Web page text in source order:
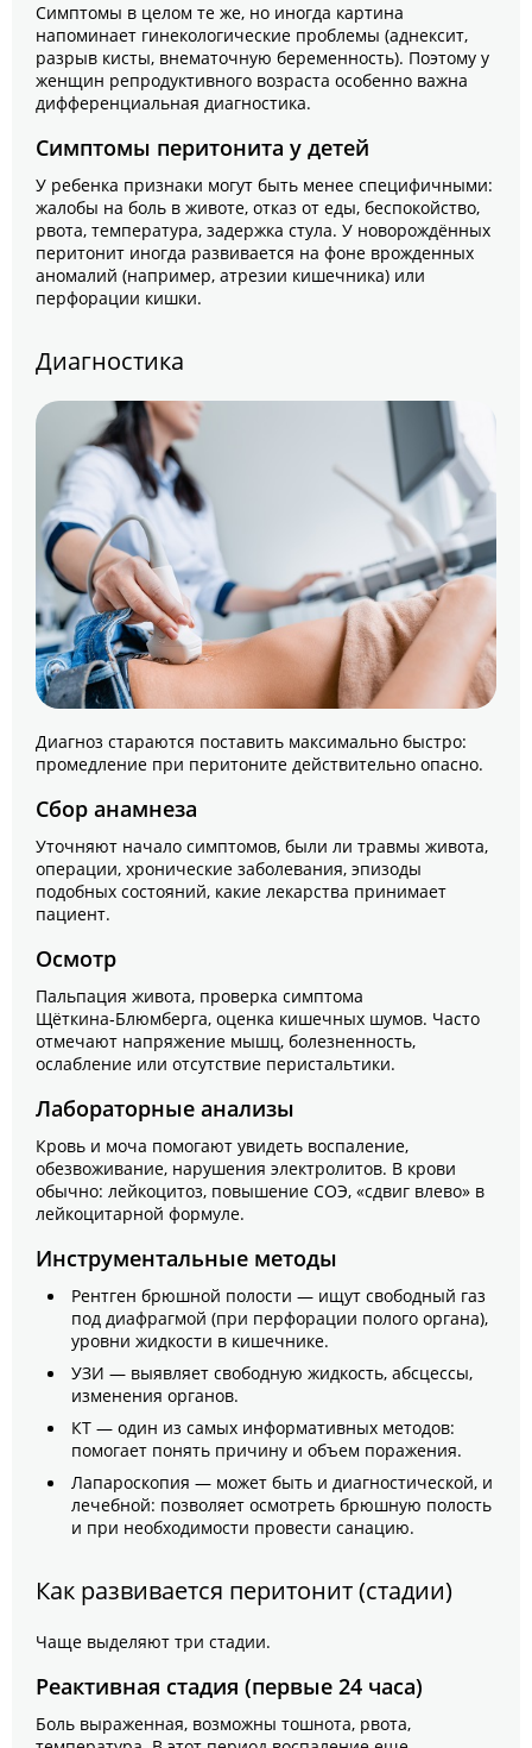
Симптомы в целом те же, но иногда картина
напоминает гинекологические проблемы (аднексит,
разрыв кисты, внематочную беременность). Поэтому у
женщин репродуктивного возраста особенно важна
дифференциальная диагностика.
Симптомы перитонита у детей
У ребенка признаки могут быть менее специфичными:
жалобы на боль в животе, отказ от еды, беспокойство,
рвота, температура, задержка стула. У новорождённых
перитонит иногда развивается на фоне врожденных
аномалий (например, атрезии кишечника) или
перфорации кишки.
Диагностика
Диагноз стараются поставить максимально быстро:
промедление при перитоните действительно опасно.
Сбор анамнеза
Уточняют начало симптомов, были ли травмы живота,
операции, хронические заболевания, эпизоды
подобных состояний, какие лекарства принимает
пациент.
Осмотр
Пальпация живота, проверка симптома
Щёткина‑Блюмберга, оценка кишечных шумов. Часто
отмечают напряжение мышц, болезненность,
ослабление или отсутствие перистальтики.
Лабораторные анализы
Кровь и моча помогают увидеть воспаление,
обезвоживание, нарушения электролитов. В крови
обычно: лейкоцитоз, повышение СОЭ, «сдвиг влево» в
лейкоцитарной формуле.
Инструментальные методы
Рентген брюшной полости — ищут свободный газ
под диафрагмой (при перфорации полого органа),
уровни жидкости в кишечнике.
УЗИ — выявляет свободную жидкость, абсцессы,
изменения органов.
КТ — один из самых информативных методов:
помогает понять причину и объем поражения.
Лапароскопия — может быть и диагностической, и
лечебной: позволяет осмотреть брюшную полость
и при необходимости провести санацию.
Как развивается перитонит (стадии)
Чаще выделяют три стадии.
Реактивная стадия (первые 24 часа)
Боль выраженная, возможны тошнота, рвота,